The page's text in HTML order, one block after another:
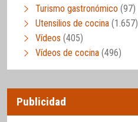
Turismo gastronómico (97)
Utensilios de cocina (1.657)
Vídeos (405)
Vídeos de cocina (496)
Publicidad